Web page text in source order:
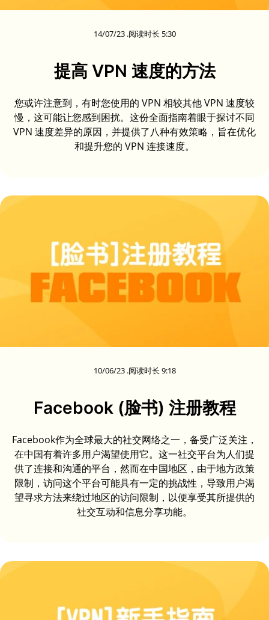
14/07/23 .阅读时长 5:30
提高 VPN 速度的方法
您或许注意到，有时您使用的 VPN 相较其他 VPN 速度较
慢，这可能让您感到困扰。这份全面指南着眼于探讨不同
VPN 速度差异的原因，并提供了八种有效策略，旨在优化
和提升您的 VPN 连接速度。
10/06/23 .阅读时长 9:18
Facebook (脸书) 注册教程
Facebook作为全球最大的社交网络之一，备受广泛关注，
在中国有着许多用户渴望使用它。这一社交平台为人们提
供了连接和沟通的平台，然而在中国地区，由于地方政策
限制，访问这个平台可能具有一定的挑战性，导致用户渴
望寻求方法来绕过地区的访问限制，以便享受其所提供的
社交互动和信息分享功能。